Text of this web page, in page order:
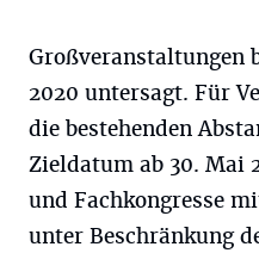
Großveranstaltungen
2020 untersagt. Für
die bestehenden
Zieldatum ab 30. Mai
und Fachkongresse
unter Beschränkung